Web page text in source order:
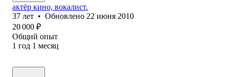
актёр кино, вокалист.
37 лет • Обновлено 22 июня 2010
20 000 ₽
Общий опыт
1 год 1 месяц